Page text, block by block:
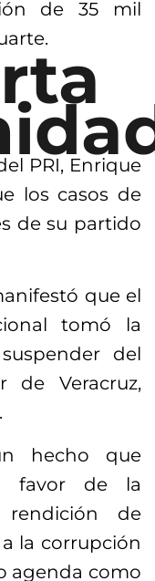
de 35 mil
PRI, Enrique
los casos de
de su partido
que el
tomó la
del
de Veracruz,
hecho que
favor de la
rendición de
la corrupción
agenda como